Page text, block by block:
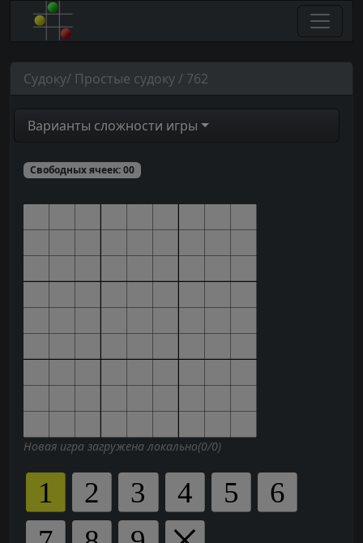
Судоку/ Простые судоку / 762
Варианты сложности игры
Свободных ячеек:00
Новая игра загружена локально(0/0)